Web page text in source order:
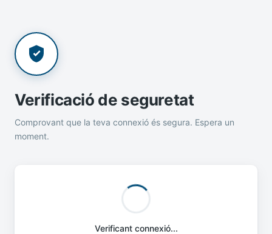
Verificació de seguretat
Comprovant que la teva connexió és segura. Espera un
moment.
Verificant connexió...